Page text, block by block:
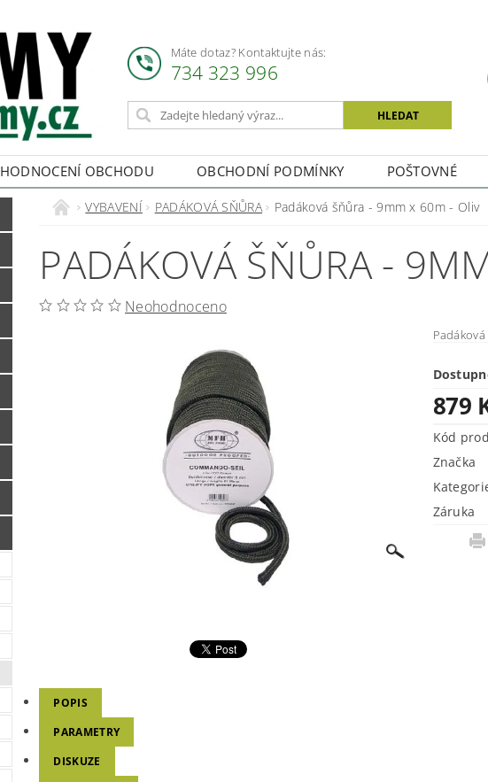
Máte dotaz? Kontaktujte nás:
734 323 996
HODNOCENÍ OBCHODU OBCHODNÍ PODMÍNKY POŠTOVNÉ
VYBAVENÍ PADÁKOVÁ SŇŮRA Padáková šňůra - 9mm x 60m - Oliv
PADÁKOVÁ ŠŇŮRA -
Neohodnoceno
879
Kód
Značka
Záruka
POPIS
PARAMETRY
DISKUZE